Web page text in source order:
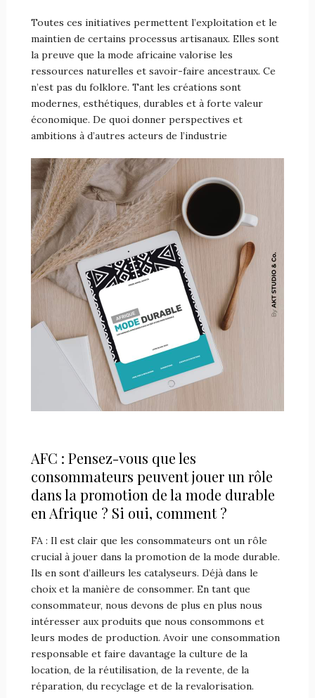
Toutes ces initiatives permettent l’exploitation et le
maintien de certains processus artisanaux. Elles sont
la preuve que la mode africaine valorise les
ressources naturelles et savoir-faire ancestraux. Ce
n’est pas du folklore. Tant les créations sont
modernes, esthétiques, durables et à forte valeur
économique. De quoi donner perspectives et
ambitions à d’autres acteurs de l’industrie
AFC : Pensez-vous que les
consommateurs peuvent jouer un rôle
dans la promotion de la mode durable
en Afrique ? Si oui, comment ?
FA : Il est clair que les consommateurs ont un rôle
crucial à jouer dans la promotion de la mode durable.
Ils en sont d’ailleurs les catalyseurs. Déjà dans le
choix et la manière de consommer. En tant que
consommateur, nous devons de plus en plus nous
intéresser aux produits que nous consommons et
leurs modes de production. Avoir une consommation
responsable et faire davantage la culture de la
location, de la réutilisation, de la revente, de la
réparation, du recyclage et de la revalorisation.